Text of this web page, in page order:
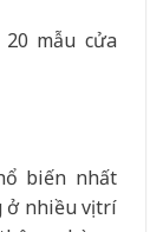
biến nhất
ở nhiều vị trí